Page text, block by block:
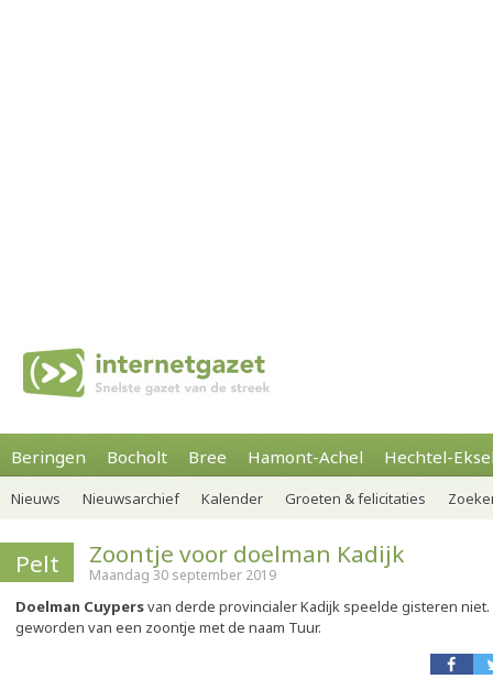
Beringen Bocholt Bree Hamont-Achel Hechtel-
Nieuws Nieuwsarchief Kalender Groeten & felicitaties
Pelt Zoontje voor doelman Kadijk
Maandag 30 september 2019
Doelman Cuypersvan derde provincialer Kadijk speelde gisteren niet.
geworden van een zoontje met de naam Tuur.